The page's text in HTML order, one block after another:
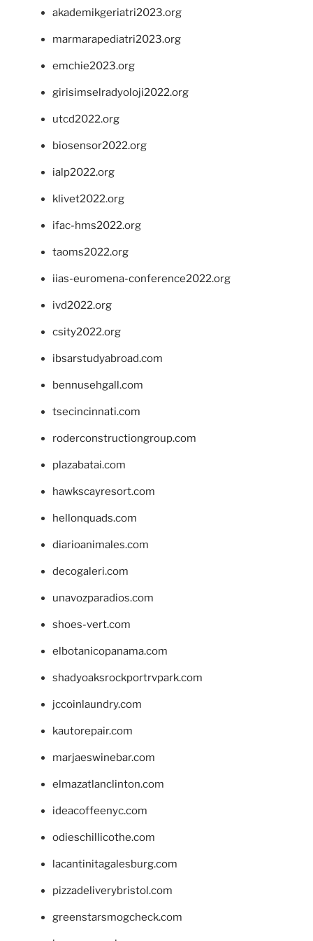
akademikgeriatri2023.org
marmarapediatri2023.org
emchie2023.org
girisimselradyoloji2022.org
utcd2022.org
biosensor2022.org
ialp2022.org
klivet2022.org
ifac-hms2022.org
taoms2022.org
iias-euromena-conference2022.org
ivd2022.org
csity2022.org
ibsarstudyabroad.com
bennusehgall.com
tsecincinnati.com
roderconstructiongroup.com
plazabatai.com
hawkscayresort.com
hellonquads.com
diarioanimales.com
decogaleri.com
unavozparadios.com
shoes-vert.com
elbotanicopanama.com
shadyoaksrockportrvpark.com
jccoinlaundry.com
kautorepair.com
marjaeswinebar.com
elmazatlanclinton.com
ideacoffeenyc.com
odieschillicothe.com
lacantinitagalesburg.com
pizzadeliverybristol.com
greenstarsmogcheck.com